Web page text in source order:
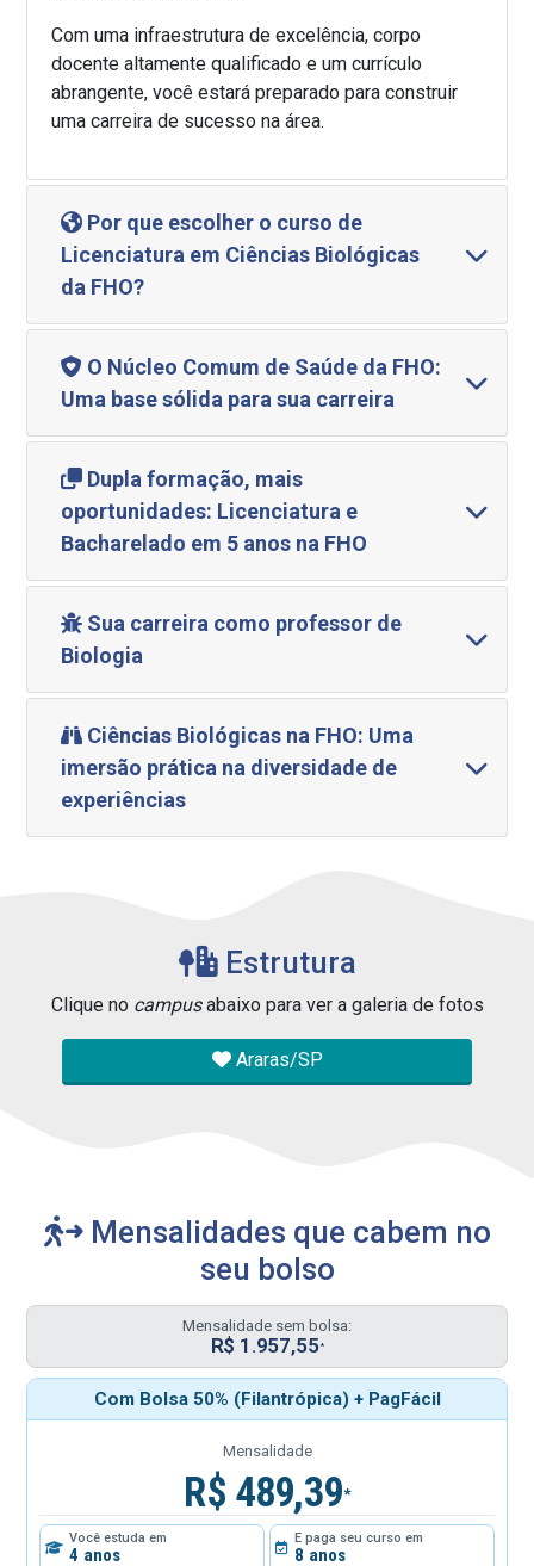
Com uma infraestrutura de excelência, corpo
docente altamente qualificado e um currículo
abrangente, você estará preparado para construir
uma carreira de sucesso na área.
Por que escolher o curso de
Licenciatura em Ciências Biológicas
da FHO?
O Núcleo Comum de Saúde da FHO:
Uma base sólida para sua carreira
Dupla formação, mais
oportunidades: Licenciatura e
Bacharelado em 5 anos na FHO
Sua carreira como professor de
Biologia
Ciências Biológicas na FHO: Uma
imersão prática na diversidade de
experiências
Estrutura
Clique no campusabaixo para ver a galeria de fotos
Araras/SP
Mensalidades que cabem no
seu bolso
Mensalidade sem bolsa:
R$ 1.957,55 *
Com Bolsa 50% (Filantrópica) + PagFácil
Mensalidade
R$ 489,39*
Você estuda em
4 anos
E paga seu curso em
8 anos